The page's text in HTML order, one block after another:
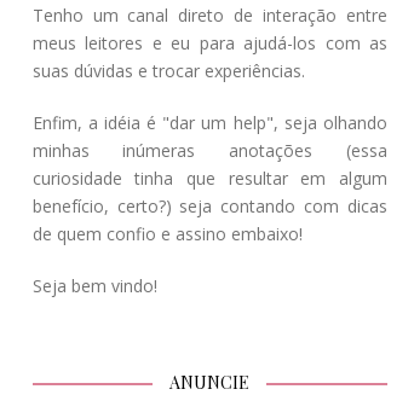
Tenho um canal direto de interação entre
meus leitores e eu para ajudá-los com as
suas dúvidas e trocar experiências.
Enfim, a idéia é "dar um help", seja olhando
minhas inúmeras anotações (essa
curiosidade tinha que resultar em algum
benefício, certo?) seja contando com dicas
de quem confio e assino embaixo!
Seja bem vindo!
ANUNCIE